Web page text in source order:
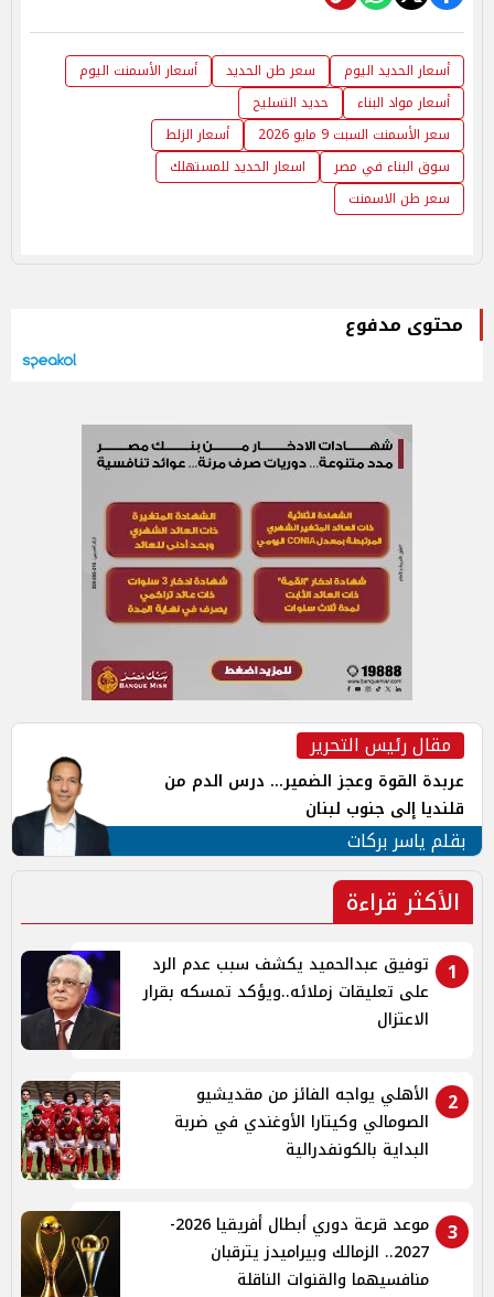
أسعار الحديد اليوم سعر طن الحديد
أسعار الأسمنت اليوم
أسعار مواد البناء
حديد التسليح
سعر الأسمنت السبت 9 مايو 2026
أسعار الزلط
سوق البناء في مصر
اسعار الحديد للمستهلك
سعر طن الاسمنت
محتوى مدفوع
مقال رئيس التحرير
عربدة القوة وعجز الضمير... درس الدم من
قلنديا إلى جنوب لبنان
بقلم ياسر بركات
الأكثر قراءة
1
توفيق عبدالحميد يكشف سبب عدم الرد
على تعليقات زملائه..ويؤكد تمسكه بقرار
الاعتزال
2
الأهلي يواجه الفائز من مقديشيو
الصومالي وكيتارا الأوغندي في ضربة
البداية بالكونفدرالية
3
موعد قرعة دوري أبطال أفريقيا 2026-
2027.. الزمالك وبيراميدز يترقبان
منافسيهما والقنوات الناقلة